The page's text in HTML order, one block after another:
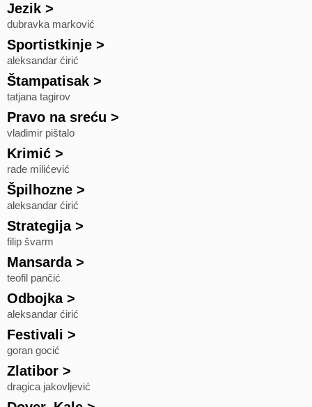
Jezik >
dubravka marković
Sportistkinje >
aleksandar ćirić
Štampatisak >
tatjana tagirov
Pravo na sreću >
vladimir pištalo
Krimić >
rade milićević
Špilhozne >
aleksandar ćirić
Strategija>
filip švarm
Mansarda>
teofil pančić
Odbojka>
aleksandar ćirić
Festivali >
goran gocić
Zlatibor >
dragica jakovljević